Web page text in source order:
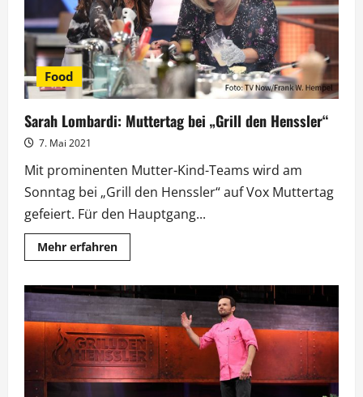
Food
Sarah Lombardi: Muttertag bei „Grill den Henssler“
7. Mai 2021
Mit prominenten Mutter-Kind-Teams wird am
Sonntag bei „Grill den Henssler“ auf Vox Muttertag
gefeiert. Für den Hauptgang...
Mehr erfahrenMehr
Informationen
Lombardi:
Muttertag
bei
„Grill
den
Henssler“